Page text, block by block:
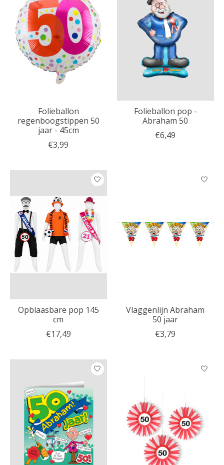
Folieballon
regenboogstippen 50
jaar - 45cm
€3,99
Folieballon pop -
Abraham 50
€6,49
Opblaasbare pop 145
cm
€17,49
Vlaggenlijn Abraham
50 jaar
€3,79